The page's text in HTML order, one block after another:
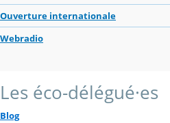
Ouverture internationale
Webradio
Les éco-délégué·es
Blog